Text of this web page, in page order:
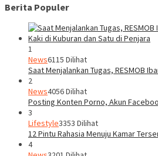
Berita Populer
1
News6115 Dilihat
Saat Menjalankan Tugas, RESMOB
2
News4056 Dilihat
Posting Konten Porno, Akun
3
Lifestyle3353 Dilihat
12 Pintu Rahasia Menuju Kamar
4